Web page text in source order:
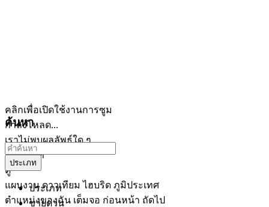
คลิกเพื่อเปิดใช้งานการซูม
กำลังโหลด...
เราไม่พบผลลัพธ์ใด ๆ
เปิดแผนที่
ดู
แผนงาน ดาวเทียม ไฮบริด ภูมิประเทศ
ตำแหน่งของฉัน เต็มจอ ก่อนหน้า ถัดไป
ค้นหา
ประเภท
ประเภท
ขายด่วน